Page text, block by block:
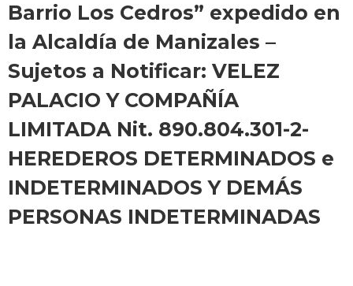
Barrio Los Cedros” expedido en
la Alcaldía de Manizales –
Sujetos a Notificar: VELEZ
PALACIO Y COMPAÑÍA
LIMITADA Nit. 890.804.301-2-
HEREDEROS DETERMINADOS e
INDETERMINADOS Y DEMÁS
PERSONAS INDETERMINADAS